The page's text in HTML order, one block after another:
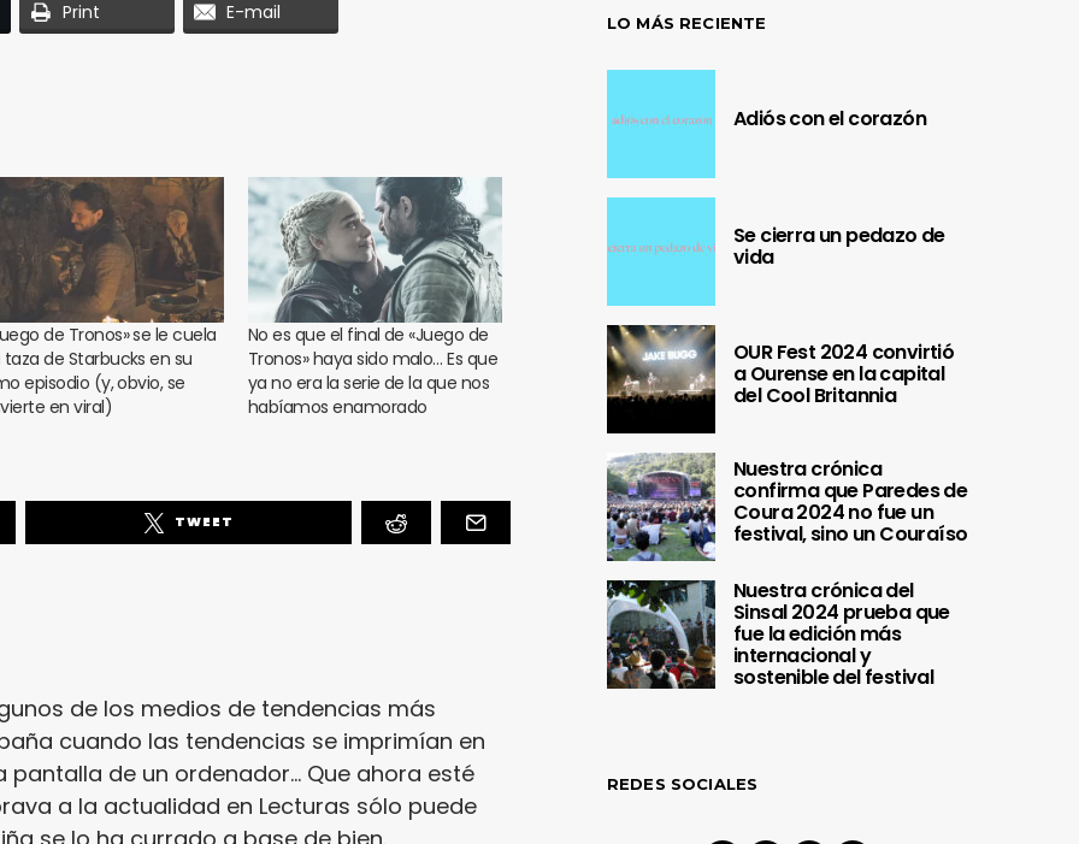
Print E-mail
de Tronos» se le cuela
de Starbucks en su
episodio (y, obvio, se
en viral)
No es que el final de «Juego de
Tronos» haya sido malo… Es que
ya no era la serie de la que nos
habíamos enamorado
TWEET
de los medios de tendencias más
cuando las tendencias se imprimían en
pantalla de un ordenador... Que ahora esté
a la actualidad en Lecturas sólo puede
LO MÁS RECIENTE
Adiós con el corazón
Se cierra un pedazo de
vida
OUR Fest 2024 convirtió
a Ourense en la capital
del Cool Britannia
Nuestra crónica
confirma que Paredes de
Coura 2024 no fue un
festival, sino un Couraíso
Nuestra crónica del
Sinsal 2024 prueba que
fue la edición más
internacional y
sostenible del festival
REDES SOCIALES